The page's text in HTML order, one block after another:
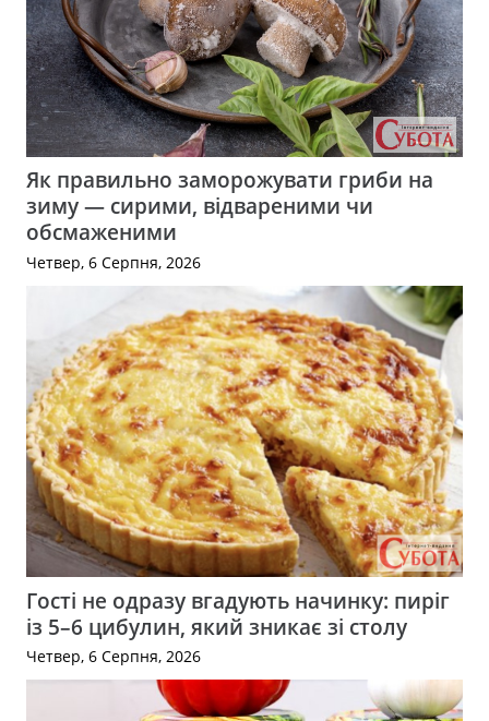
Як правильно заморожувати гриби на
зиму — сирими, відвареними чи
обсмаженими
Четвер, 6 Серпня, 2026
Гості не одразу вгадують начинку: пиріг
із 5–6 цибулин, який зникає зі столу
Четвер, 6 Серпня, 2026